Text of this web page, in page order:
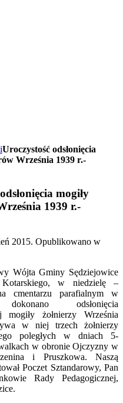
Uroczystość odsłonięcia
Września 1939 r.-
mogiły
1939 r.-
2015. Opublikowano w
Gminy Sędziejowice
Kotarskiego, w niedzielę –
cmentarzu parafialnym w
dokonano odsłonięcia
mogiły żołnierzy Września
w niej trzech żołnierzy
poległych w dniach 5-
w obronie Ojczyzny w
i Pruszkowa. Naszą
Poczet Sztandarowy, Pan
Rady Pedagogicznej,